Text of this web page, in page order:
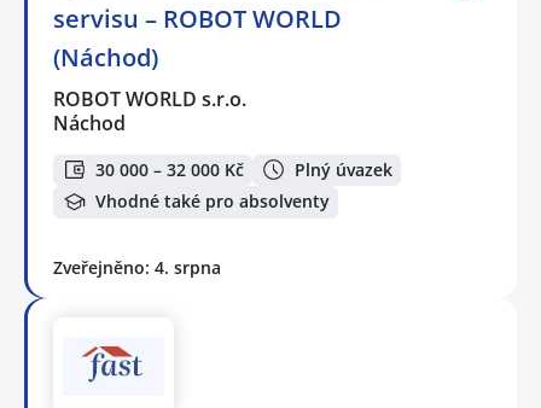
servisu – ROBOT WORLD
(Náchod)
ROBOT WORLD s.r.o.
Náchod
30 000 – 32 000 Kč
Plný úvazek
Vhodné také pro absolventy
Zveřejněno: 4. srpna